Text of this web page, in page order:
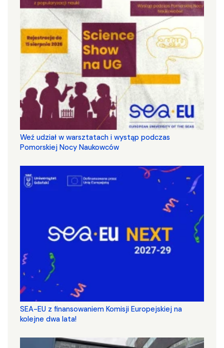
Weź udział w warsztatach i wystąp podczas
Pomorskiej Nocy Naukowców
SEA-EU z finansowaniem Komisji Europejskiej na
kolejne dwa lata!